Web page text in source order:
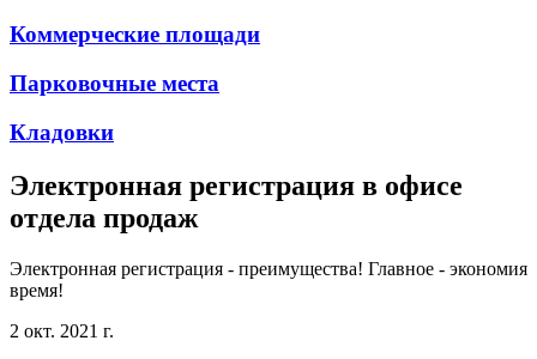
Коммерческие площади
Парковочные места
Кладовки
Электронная регистрация в офисе
отдела продаж
Электронная регистрация - преимущества! Главное - экономия
время!
2 окт. 2021 г.